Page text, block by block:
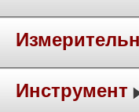
Инструмент